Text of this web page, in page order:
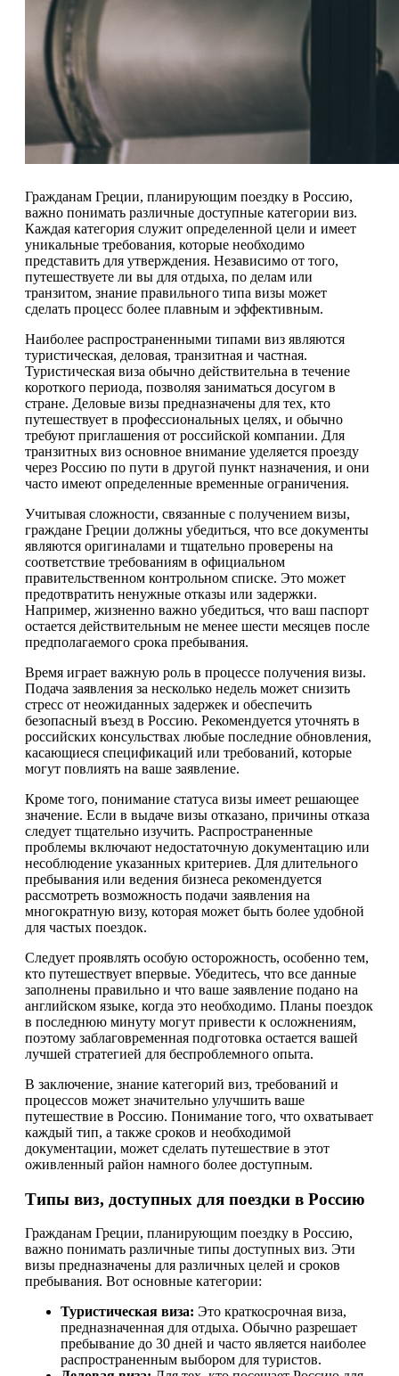
Гражданам Греции, планирующим поездку в Россию,
важно понимать различные доступные категории виз.
Каждая категория служит определенной цели и имеет
уникальные требования, которые необходимо
представить для утверждения. Независимо от того,
путешествуете ли вы для отдыха, по делам или
транзитом, знание правильного типа визы может
сделать процесс более плавным и эффективным.
Наиболее распространенными типами виз являются
туристическая, деловая, транзитная и частная.
Туристическая виза обычно действительна в течение
короткого периода, позволяя заниматься досугом в
стране. Деловые визы предназначены для тех, кто
путешествует в профессиональных целях, и обычно
требуют приглашения от российской компании. Для
транзитных виз основное внимание уделяется проезду
через Россию по пути в другой пункт назначения, и они
часто имеют определенные временные ограничения.
Учитывая сложности, связанные с получением визы,
граждане Греции должны убедиться, что все документы
являются оригиналами и тщательно проверены на
соответствие требованиям в официальном
правительственном контрольном списке. Это может
предотвратить ненужные отказы или задержки.
Например, жизненно важно убедиться, что ваш паспорт
остается действительным не менее шести месяцев после
предполагаемого срока пребывания.
Время играет важную роль в процессе получения визы.
Подача заявления за несколько недель может снизить
стресс от неожиданных задержек и обеспечить
безопасный въезд в Россию. Рекомендуется уточнять в
российских консульствах любые последние обновления,
касающиеся спецификаций или требований, которые
могут повлиять на ваше заявление.
Кроме того, понимание статуса визы имеет решающее
значение. Если в выдаче визы отказано, причины отказа
следует тщательно изучить. Распространенные
проблемы включают недостаточную документацию или
несоблюдение указанных критериев. Для длительного
пребывания или ведения бизнеса рекомендуется
рассмотреть возможность подачи заявления на
многократную визу, которая может быть более удобной
для частых поездок.
Следует проявлять особую осторожность, особенно тем,
кто путешествует впервые. Убедитесь, что все данные
заполнены правильно и что ваше заявление подано на
английском языке, когда это необходимо. Планы поездок
в последнюю минуту могут привести к осложнениям,
поэтому заблаговременная подготовка остается вашей
лучшей стратегией для беспроблемного опыта.
В заключение, знание категорий виз, требований и
процессов может значительно улучшить ваше
путешествие в Россию. Понимание того, что охватывает
каждый тип, а также сроков и необходимой
документации, может сделать путешествие в этот
оживленный район намного более доступным.
Типы виз, доступных для поездки в Россию
Гражданам Греции, планирующим поездку в Россию,
важно понимать различные типы доступных виз. Эти
визы предназначены для различных целей и сроков
пребывания. Вот основные категории:
Туристическая виза: Это краткосрочная виза,
предназначенная для отдыха. Обычно разрешает
пребывание до 30 дней и часто является наиболее
распространенным выбором для туристов.